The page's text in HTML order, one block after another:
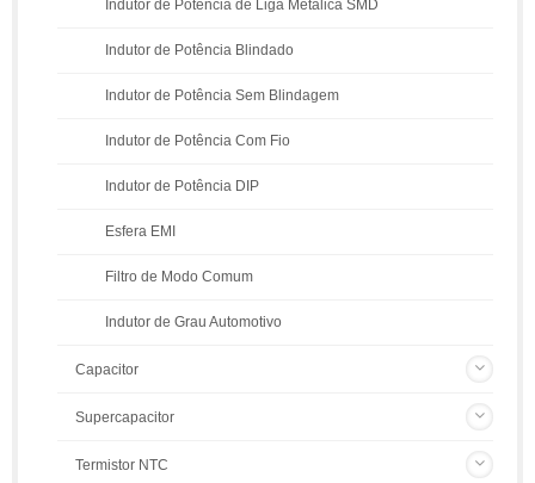
Indutor de Potência de Liga Metálica SMD
Indutor de Potência Blindado
Indutor de Potência Sem Blindagem
Indutor de Potência Com Fio
Indutor de Potência DIP
Esfera EMI
Filtro de Modo Comum
Indutor de Grau Automotivo
Capacitor
Supercapacitor
Termistor NTC